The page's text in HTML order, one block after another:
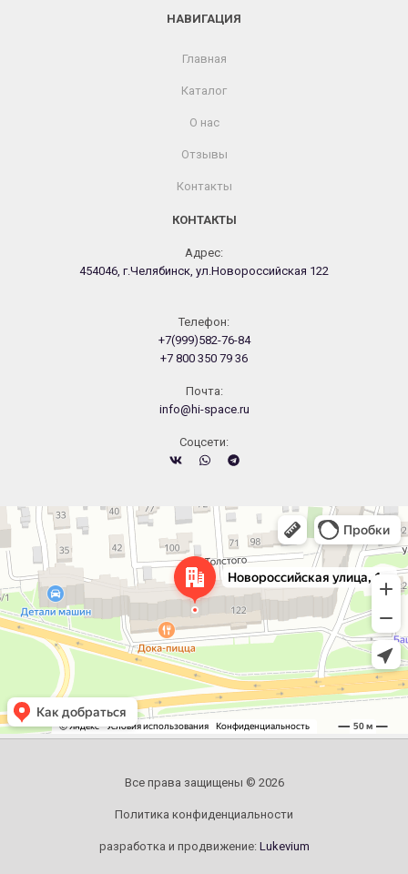
НАВИГАЦИЯ
Главная
Каталог
О нас
Отзывы
Контакты
КОНТАКТЫ
Адрес:
454046, г.Челябинск, ул.Новороссийская 122
Телефон:
+7(999)582-76-84
+7 800 350 79 36
Почта:
info@hi-space.ru
Cоцсети:
Челябинск
Новороссийская улица, 122 — Яндекс.Карты
Все права защищены © 2026
Политика конфиденциальности
разработка и продвижение: Lukevium